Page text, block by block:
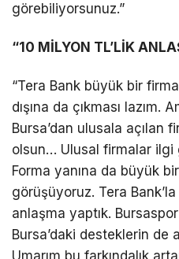
görebiliyorsunuz.”
“10 MİLYON TL’LİK
“Tera Bank büyük bir
dışına da çıkması lazım.
Bursa’dan ulusala açılan
olsun… Ulusal firmalar ilgi
Forma yanına da büyük
görüşüyoruz. Tera
anlaşma yaptık.
Bursa’daki desteklerin de